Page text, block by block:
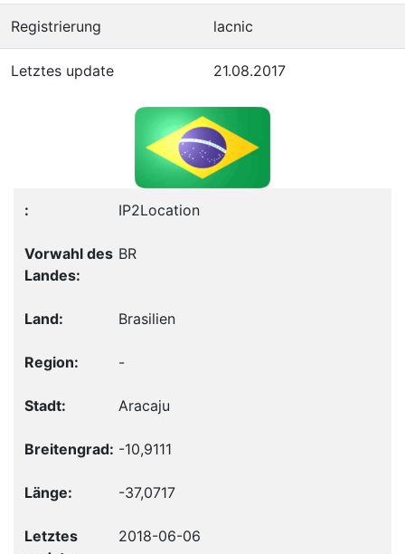
Registrierung lacnic
Letztes update 21.08.2017
IP2Location
BR
Brasilien
-
Aracaju
-10,9111
-37,0717
2018-06-06